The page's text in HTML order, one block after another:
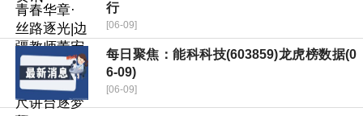
行
[06-09]
每日聚焦：能科科技(603859)龙虎榜数据(0
6-09)
[06-09]